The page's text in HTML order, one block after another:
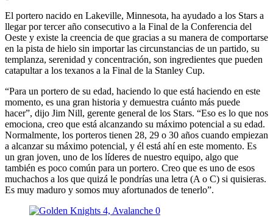
El portero nacido en Lakeville, Minnesota, ha ayudado a los Stars a
llegar por tercer año consecutivo a la Final de la Conferencia del
Oeste y existe la creencia de que gracias a su manera de comportarse
en la pista de hielo sin importar las circunstancias de un partido, su
templanza, serenidad y concentración, son ingredientes que pueden
catapultar a los texanos a la Final de la Stanley Cup.
“Para un portero de su edad, haciendo lo que está haciendo en este
momento, es una gran historia y demuestra cuánto más puede
hacer”, dijo Jim Nill, gerente general de los Stars. “Eso es lo que nos
emociona, creo que está alcanzando su máximo potencial a su edad.
Normalmente, los porteros tienen 28, 29 o 30 años cuando empiezan
a alcanzar su máximo potencial, y él está ahí en este momento. Es
un gran joven, uno de los líderes de nuestro equipo, algo que
también es poco común para un portero. Creo que es uno de esos
muchachos a los que quizá le pondrías una letra (A o C) si quisieras.
Es muy maduro y somos muy afortunados de tenerlo”.